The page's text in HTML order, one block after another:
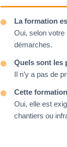
La formation
Oui, selon votre
démarches.
Quels sont les
Il n’y a pas de
Cette
Oui, elle est
chantiers ou